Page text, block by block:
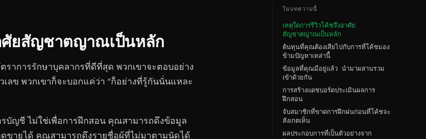
ศัยสัญชาตญาณเป็นหลัก
าการรักษาบุคลากรที่ดีที่สุด พวกเขาจะตอบอย่าง
ข พวกเขาก็จะบอกแค่ว่า “ก็อย่างที่รู้กันนั่นแหละ
รบัญชี ไม่ใช่เพื่อการฝึกสอน คุณสามารถดึงข้อมูล
ขายได้ คุณสามารถดึงรายชื่อผู้ที่ไม่มาตามนัดได้
ในบทความนี้
เหตุใดการรีวิวโค้ชจึงอาศัย
สัญชาตญาณเป็นหลัก
ต้นทุนที่คุณต้องเสียไปกับการที่โค้ชมอง
ข้ามปัญหาเหล่านี้
ข้อมูลที่คุณมีอยู่แล้ว นำมาผสานรวม
เข้าด้วยกัน
การสร้างแดชบอร์ดประเมินผลการ
ฝึกสอน
จับสมาชิกที่ขาดการฝึกฝนก่อนที่โค้ชจะ
สังเกตเห็น
ผลประกอบการที่เป็นตัวอย่างจาก